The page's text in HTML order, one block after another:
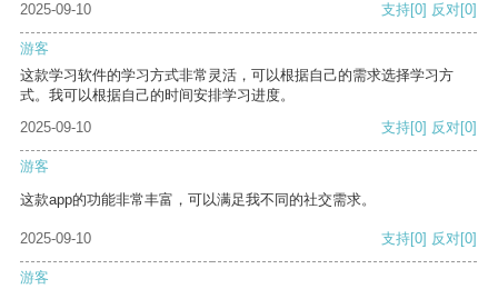
2025-09-10
支持[0] 反对[0]
游客
这款学习软件的学习方式非常灵活，可以根据自己的需求选择学习方
式。我可以根据自己的时间安排学习进度。
2025-09-10
支持[0] 反对[0]
游客
这款app的功能非常丰富，可以满足我不同的社交需求。
2025-09-10 支持[0] 反对[0]
游客